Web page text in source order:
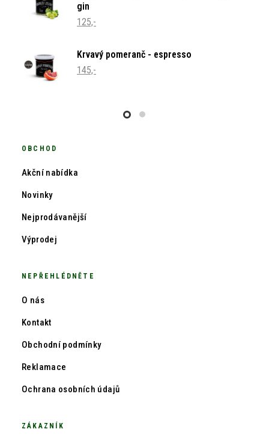
gin
125,-
Krvavý pomeranč - espresso
145,-
OBCHOD
Akční nabídka
Novinky
Nejprodávanější
Výprodej
NEPŘEHLÉDNĚTE
O nás
Kontakt
Obchodní podmínky
Reklamace
Ochrana osobních údajů
ZÁKAZNÍK